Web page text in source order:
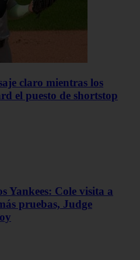
claro mientras los
el puesto de shortstop
Yankees: Cole visita a
pruebas, Judge